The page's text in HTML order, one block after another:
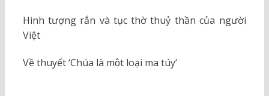
Hình tượng rắn và tục thờ thuỷ thần của người
Việt
Về thuyết ‘Chúa là một loại ma túy’